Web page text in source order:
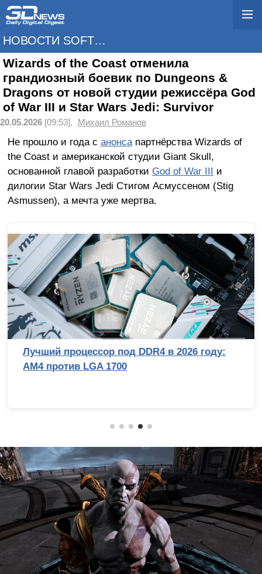
НОВОСТИ SOFTWARE
Wizards of the Coast отменила
грандиозный боевик по Dungeons &
Dragons от новой студии режиссёра God
of War III и Star Wars Jedi: Survivor
20.05.2026 [09:53], Михаил Романов
Не прошло и года с анонсапартнёрства Wizards of
the Coast и американской студии Giant Skull,
основанной главой разработки God of War III и
дилогии Star Wars Jedi Стигом Асмуссеном (Stig
Asmussen), а мечта уже мертва.
Лучший процессор под DDR4 в 2026 году:
AM4 против LGA 1700